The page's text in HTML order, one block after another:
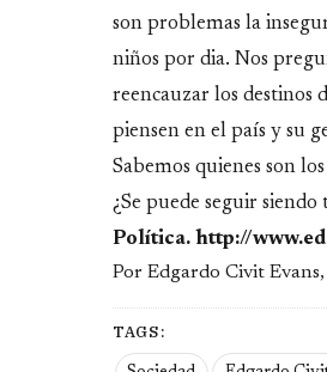
son problemas la
niños por dia. Nos
reencauzar los destinos
piensen en el país y su
Sabemos quienes son
¿Se puede seguir
Política. http://
Por Edgardo Civit
TAGS: